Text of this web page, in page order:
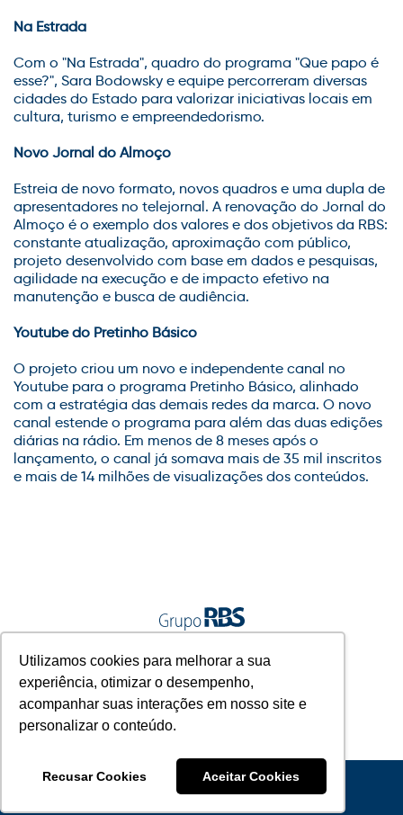
Utilizamos cookies para melhorar a sua
experiência, otimizar o desempenho,
acompanhar suas interações em nosso site e
personalizar o conteúdo.
Recusar Cookies Aceitar Cookies
Na Estrada
Com o "Na Estrada", quadro do programa "Que papo é
esse?", Sara Bodowsky e equipe percorreram diversas
cidades do Estado para valorizar iniciativas locais em
cultura, turismo e empreendedorismo.
Novo Jornal do Almoço
Estreia de novo formato, novos quadros e uma dupla de
apresentadores no telejornal. A renovação do Jornal do
Almoço é o exemplo dos valores e dos objetivos da RBS:
constante atualização, aproximação com público,
projeto desenvolvido com base em dados e pesquisas,
agilidade na execução e de impacto efetivo na
manutenção e busca de audiência.
Youtube do Pretinho Básico
O projeto criou um novo e independente canal no
Youtube para o programa Pretinho Básico, alinhado
com a estratégia das demais redes da marca. O novo
canal estende o programa para além das duas edições
diárias na rádio. Em menos de 8 meses após o
lançamento, o canal já somava mais de 35 mil inscritos
e mais de 14 milhões de visualizações dos conteúdos.
A gente vive junto.
© 2022 Grupo RBS - A Gente Vive Junto.